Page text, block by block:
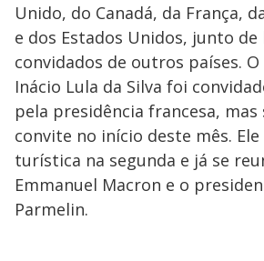
Unido, do Canadá, da França,
e dos Estados Unidos, junto de
convidados de outros países.
Inácio Lula da Silva foi
pela presidência francesa, mas
convite no início deste mês.
turística na segunda e já se
Emmanuel Macron e o
Parmelin.